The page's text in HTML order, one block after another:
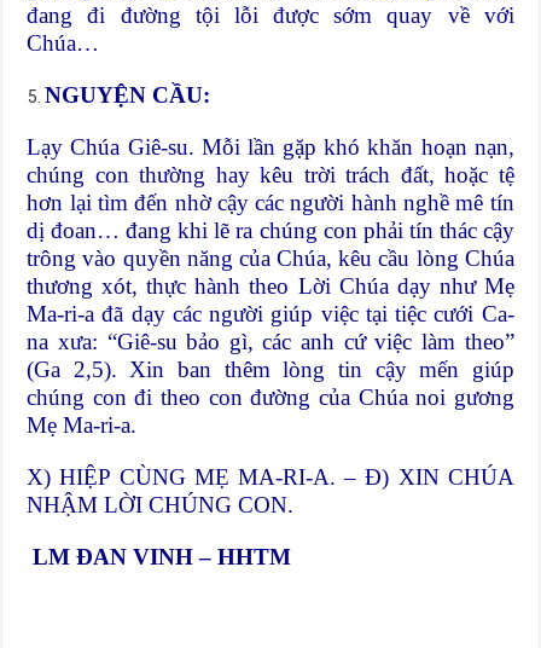
đang đi đường tội lỗi được sớm quay về với
Chúa…
NGUYỆN CẦU:
Lạy Chúa Giê-su. Mỗi lần gặp khó khăn hoạn nạn,
chúng con thường hay kêu trời trách đất, hoặc tệ
hơn lại tìm đến nhờ cậy các người hành nghề mê tín
dị đoan… đang khi lẽ ra chúng con phải tín thác cậy
trông vào quyền năng của Chúa, kêu cầu lòng Chúa
thương xót, thực hành theo Lời Chúa dạy như Mẹ
Ma-ri-a đã dạy các người giúp việc tại tiệc cưới Ca-
na xưa: “Giê-su bảo gì, các anh cứ việc làm theo”
(Ga 2,5). Xin ban thêm lòng tin cậy mến giúp
chúng con đi theo con đường của Chúa noi gương
Mẹ Ma-ri-a.
X) HIỆP CÙNG MẸ MA-RI-A. – Đ) XIN CHÚA
NHẬM LỜI CHÚNG CON.
LM ĐAN VINH – HHTM